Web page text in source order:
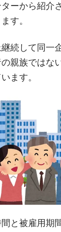
ーから紹介
す。
続して同一
親族ではな
ます。
と被雇用期